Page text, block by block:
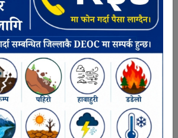
नागरिकता अभिलेख माग गर्न 010-560033 मा
सम्पर्क गर्नुहाेस्
कार्यालय सहयोगी
कर्मचारी विवरण